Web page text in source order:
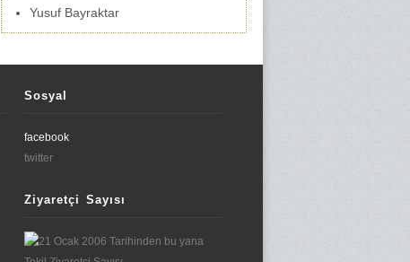
Yusuf Bayraktar
Sosyal
facebook
twitter
Ziyaretçi Sayısı